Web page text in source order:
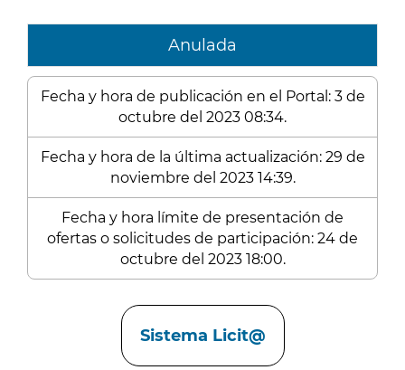
Anulada
Fecha y hora de publicación en el Portal: 3 de
octubre del 2023 08:34.
Fecha y hora de la última actualización: 29 de
noviembre del 2023 14:39.
Fecha y hora límite de presentación de
ofertas o solicitudes de participación: 24 de
octubre del 2023 18:00.
Sistema Licit@